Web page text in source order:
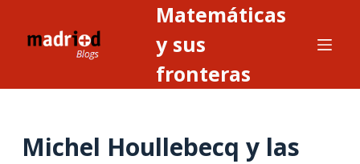
Matemáticas
y sus
fronteras
Michel Houllebecq y las